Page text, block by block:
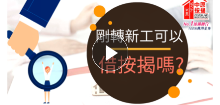
免費開戶轉介服務
私人貸款
優惠禮遇
新盤優越按揭優惠